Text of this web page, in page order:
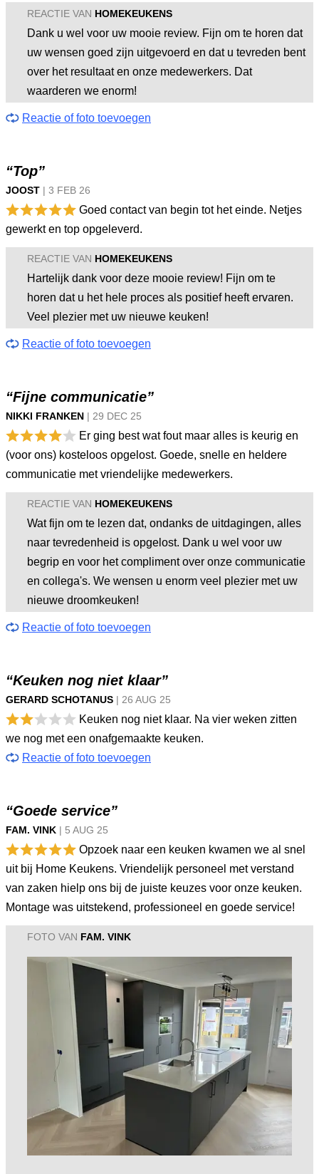
REACTIE VAN HOMEKEUKENS
Dank u wel voor uw mooie review. Fijn om te horen dat
uw wensen goed zijn uitgevoerd en dat u tevreden bent
over het resultaat en onze medewerkers. Dat
waarderen we enorm!
Reactie of foto toevoegen
“Top”
JOOST | 3 FEB 26
Goed contact van begin tot het einde. Netjes
gewerkt en top opgeleverd.
REACTIE VAN HOMEKEUKENS
Hartelijk dank voor deze mooie review! Fijn om te
horen dat u het hele proces als positief heeft ervaren.
Veel plezier met uw nieuwe keuken!
Reactie of foto toevoegen
“Fijne communicatie”
NIKKI FRANKEN | 29 DEC 25
Er ging best wat fout maar alles is keurig en
(voor ons) kosteloos opgelost. Goede, snelle en heldere
communicatie met vriendelijke medewerkers.
REACTIE VAN HOMEKEUKENS
Wat fijn om te lezen dat, ondanks de uitdagingen, alles
naar tevredenheid is opgelost. Dank u wel voor uw
begrip en voor het compliment over onze communicatie
en collega's. We wensen u enorm veel plezier met uw
nieuwe droomkeuken!
Reactie of foto toevoegen
“Keuken nog niet klaar”
GERARD SCHOTANUS | 26 AUG 25
Keuken nog niet klaar. Na vier weken zitten
we nog met een onafgemaakte keuken.
Reactie of foto toevoegen
“Goede service”
FAM. VINK | 5 AUG 25
Opzoek naar een keuken kwamen we al snel
uit bij Home Keukens. Vriendelijk personeel met verstand
van zaken hielp ons bij de juiste keuzes voor onze keuken.
Montage was uitstekend, professioneel en goede service!
FOTO VAN FAM. VINK